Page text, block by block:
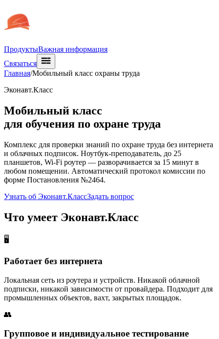
ПродуктыВажная информация
Связаться
Главная/Мобильный класс охраны труда
Эконавт.Класс
Мобильный класс
для обучения по охране труда
Комплекс для проверки знаний по охране труда без интернета
и облачных подписок. Ноутбук-преподаватель, до 25
планшетов, Wi-Fi роутер — разворачивается за 15 минут в
любом помещении. Автоматический протокол комиссии по
форме Постановления №2464.
Узнать об Эконавт.КлассЗадать вопрос
Что умеет Эконавт.Класс
🖥
Работает без интернета
Локальная сеть из роутера и устройств. Никакой облачной
подписки, никакой зависимости от провайдера. Подходит для
промышленных объектов, вахт, закрытых площадок.
👥
Групповое и индивидуальное тестирование